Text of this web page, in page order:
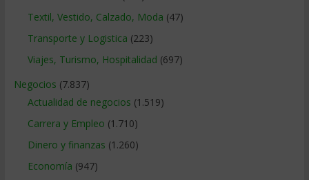
Textil, Vestido, Calzado, Moda (47)
Transporte y Logistica (223)
Viajes, Turismo, Hospitalidad (697)
Negocios (7.837)
Actualidad de negocios (1.519)
Carrera y Empleo (1.710)
Dinero y finanzas (1.260)
Economía (947)